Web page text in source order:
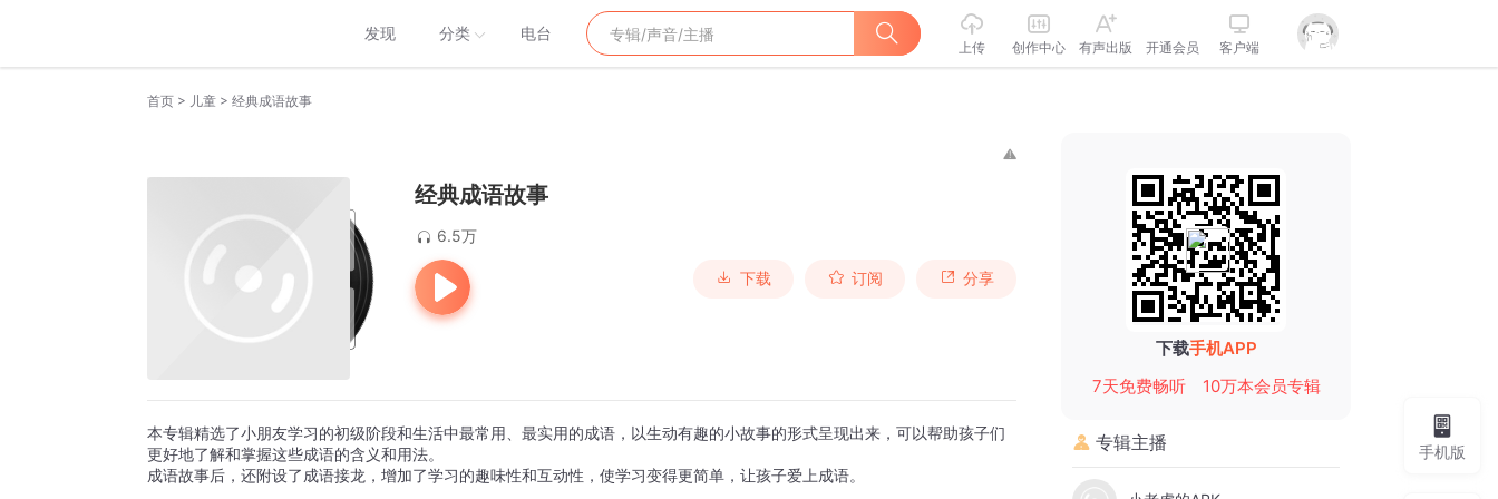
发现 分类 电台
上传 创作中心 有声出版 开通会员 客户端
首页 > 儿童 > 经典成语故事
经典成语故事
6.5万
下载 订阅 分享
本专辑精选了小朋友学习的初级阶段和生活中最常用、最实用的成语，以生动有趣的小故事的形式呈现出来，可以帮助孩子们
更好地了解和掌握这些成语的含义和用法。
成语故事后，还附设了成语接龙，增加了学习的趣味性和互动性，使学习变得更简单，让孩子爱上成语。
下载手机APP
7天免费畅听
10万本会员专辑
专辑主播 手机版